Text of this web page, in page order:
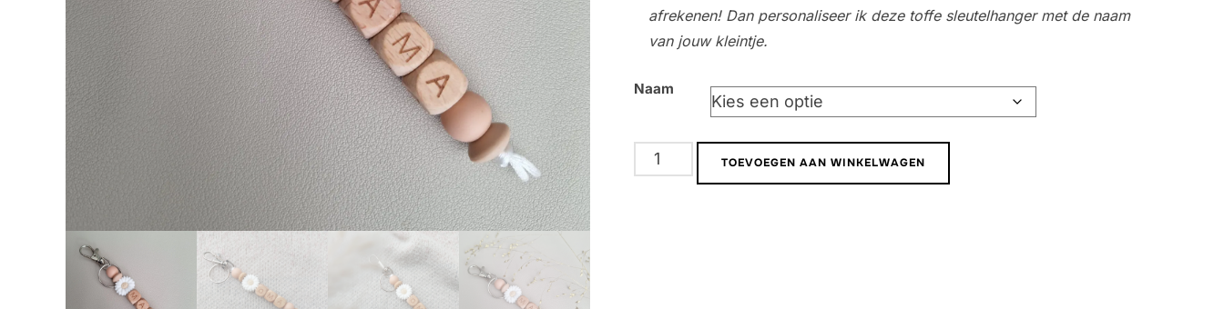
afrekenen! Dan personaliseer ik deze toffe sleutelhanger met de naam
van jouw kleintje.
Naam
Sleutelhanger
|
TOEVOEGEN AAN WINKELWAGEN